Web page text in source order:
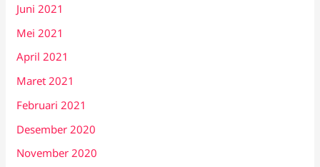
Juni 2021
Mei 2021
April 2021
Maret 2021
Februari 2021
Desember 2020
November 2020